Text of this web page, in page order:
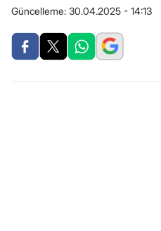
Güncelleme: 30.04.2025 - 14:13